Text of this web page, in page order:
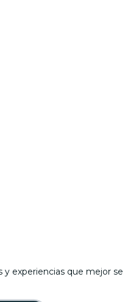
y experiencias que mejor se